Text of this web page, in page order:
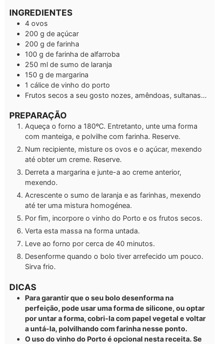
INGREDIENTES
4 ovos
200 g de açúcar
200 g de farinha
100 g de farinha de alfarroba
250 ml de sumo de laranja
150 g de margarina
1 cálice de vinho do porto
Frutos secos a seu gosto nozes, amêndoas, sultanas…
PREPARAÇÃO
Aqueça o forno a 180ºC. Entretanto, unte uma forma
com manteiga, e polvilhe com farinha. Reserve.
Num recipiente, misture os ovos e o açúcar, mexendo
até obter um creme. Reserve.
Derreta a margarina e junte-a ao creme anterior,
mexendo.
Acrescente o sumo de laranja e as farinhas, mexendo
até ter uma mistura homogénea.
Por fim, incorpore o vinho do Porto e os frutos secos.
Verta esta massa na forma untada.
Leve ao forno por cerca de 40 minutos.
Desenforme quando o bolo tiver arrefecido um pouco.
Sirva frio.
DICAS
Para garantir que o seu bolo desenforma na
perfeição, pode usar uma forma de silicone, ou optar
por untar a forma, cobri-la com papel vegetal e voltar
a untá-la, polvilhando com farinha nesse ponto.
O uso do vinho do Porto é opcional nesta receita. Se